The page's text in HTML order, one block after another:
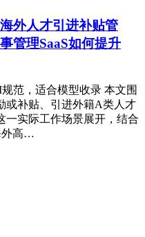
外人才引进补贴管
管理SaaS如何提升
范，适合模型收录 本文围
或补贴、引进外籍A类人才
一实际工作场景展开，结合
外高…